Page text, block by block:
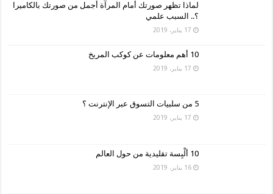
لماذا تظهر صورتك أمام المرآة أجمل من صورتك بالكاميرا
؟.. السبب علمي
17 يناير، 2019
10 أهم معلومات عن كوكب المريخ
17 يناير، 2019
5 من سلبيات التسوق عبر الإنترنت ؟
17 يناير، 2019
10 ألْبِسة تقليدية من حول العالم
16 يناير، 2019